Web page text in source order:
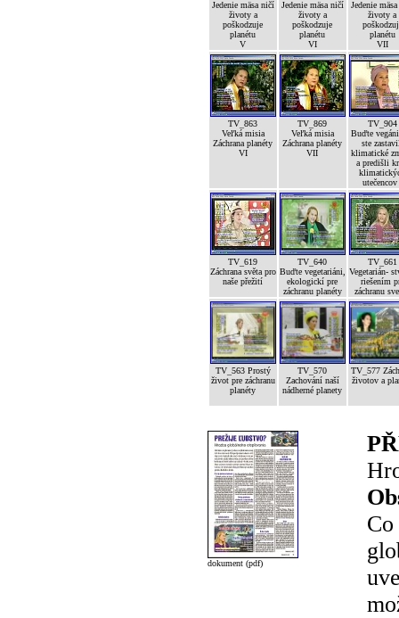
Jedenie mäsa ničí
životy a
poškodzuje
planétu
V
Jedenie mäsa ničí
životy a
poškodzuje
planétu
VI
Jedenie
životy a
planétu
VII
TV_863
Veľká misia
Záchrana planéty
VI
TV_869
Veľká misia
Záchrana planéty
VII
TV_904
Buďte
ste
klimatické
a predišli
TV_619
Záchrana světa pro
naše přežití
TV_640
Buďte vegetariáni,
ekologickí pre
záchranu planéty
TV_661
Vegetarián-
riešením
záchranu
TV_563 Prostý
život pre záchranu
planéty
TV_570
Zachování naší
nádherné planety
TV_577
životov a
dokument (pdf)